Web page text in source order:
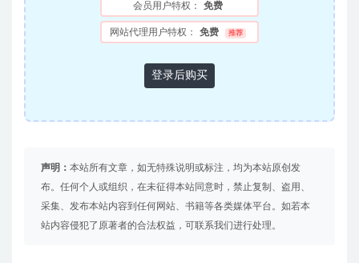
会员用户特权： 免费
网站代理用户特权： 免费 推荐
登录后购买
声明： 本站所有文章，如无特殊说明或标注，均为本站原创发
布。任何个人或组织，在未征得本站同意时，禁止复制、盗用、
采集、发布本站内容到任何网站、书籍等各类媒体平台。如若本
站内容侵犯了原著者的合法权益，可联系我们进行处理。